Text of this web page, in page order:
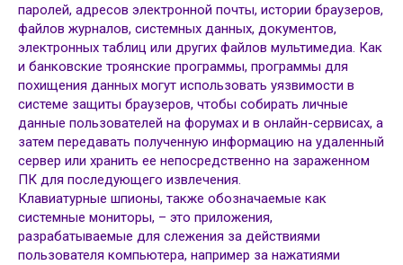
паролей, адресов электронной почты, истории браузеров,
файлов журналов, системных данных, документов,
электронных таблиц или других файлов мультимедиа. Как
и банковские троянские программы, программы для
похищения данных могут использовать уязвимости в
системе защиты браузеров, чтобы собирать личные
данные пользователей на форумах и в онлайн-сервисах, а
затем передавать полученную информацию на удаленный
сервер или хранить ее непосредственно на зараженном
ПК для последующего извлечения.
Клавиатурные шпионы, также обозначаемые как
системные мониторы, – это приложения,
разрабатываемые для слежения за действиями
пользователя компьютера, например за нажатиями